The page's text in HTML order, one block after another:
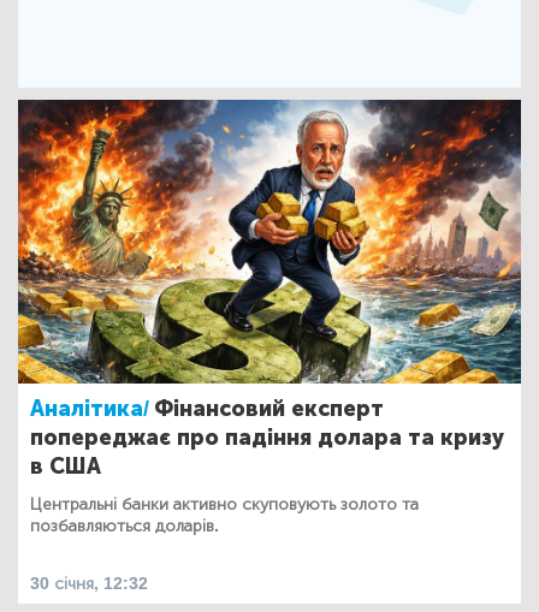
Аналітика/ Фінансовий експерт
попереджає про падіння долара та кризу
в США
Центральні банки активно скуповують золото та
позбавляються доларів.
30 січня, 12:32